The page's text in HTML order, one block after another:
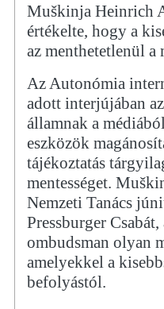
Muškinja Heinrich
értékelte, hogy a
az menthetetlenül a
Az Autonómia
adott interjújában
államnak a
eszközök
tájékoztatás
mentességet.
Nemzeti Tanács
Pressburger
ombudsman olyan
amelyekkel a
befolyástól.